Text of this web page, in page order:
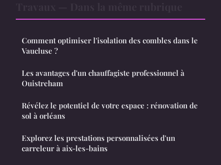
Comment optimiser l'isolation des combles dans le
Vaucluse ?
Les avantages d'un chauffagiste professionnel à
Ouistreham
Révélez le potentiel de votre espace : rénovation de
sol à orléans
Explorez les prestations personnalisées d'un
carreleur à aix-les-bains